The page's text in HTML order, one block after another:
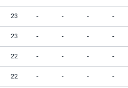
23 - - - -
23 - - - -
22 - - - -
22 - - - -